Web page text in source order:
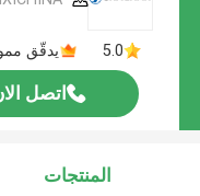
5.0 يدقّق
اتصل
المنتجات